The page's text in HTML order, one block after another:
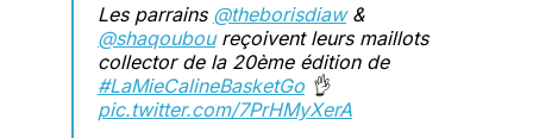
Les parrains @theborisdiaw&
@shaqouboureçoivent leurs maillots
collector de la 20ème édition de
#LaMieCalineBasketGo 👌
pic.twitter.com/7PrHMyXerA